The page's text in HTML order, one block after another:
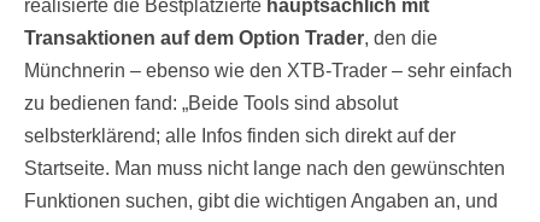
realisierte die Bestplatzierte hauptsächlich mit
Transaktionen auf dem Option Trader, den die
Münchnerin – ebenso wie den XTB-Trader – sehr einfach
zu bedienen fand: „Beide Tools sind absolut
selbsterklärend; alle Infos finden sich direkt auf der
Startseite. Man muss nicht lange nach den gewünschten
Funktionen suchen, gibt die wichtigen Angaben an, und